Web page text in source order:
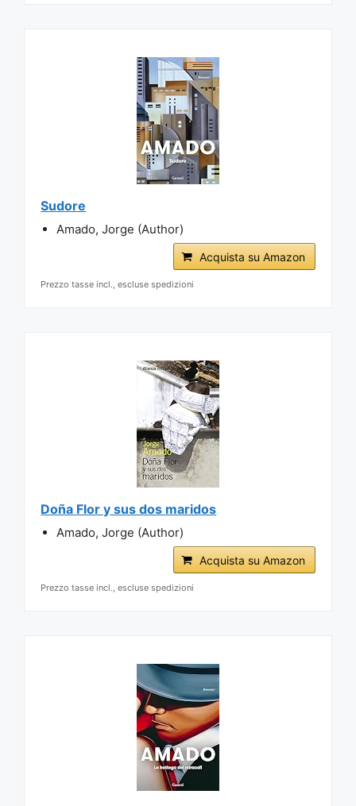
Sudore
Amado, Jorge (Author)
Acquista su Amazon
Prezzo tasse incl., escluse spedizioni
Doña Flor y sus dos maridos
Amado, Jorge (Author)
Acquista su Amazon
Prezzo tasse incl., escluse spedizioni